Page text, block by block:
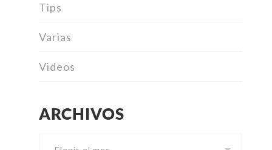
Tips
Varias
Videos
ARCHIVOS